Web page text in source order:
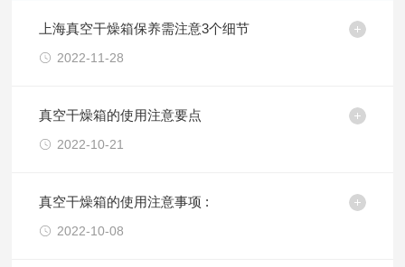
上海真空干燥箱保养需注意3个细节
2022-11-28
真空干燥箱的使用注意要点
2022-10-21
真空干燥箱的使用注意事项 :
2022-10-08